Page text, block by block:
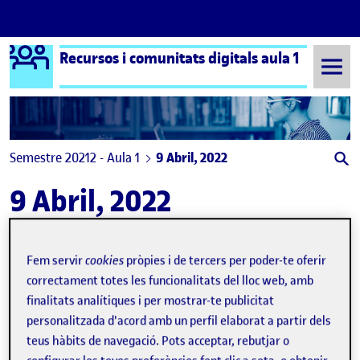
Saltar al contingut
Logo Ágora
Recursos i comunitats digitals aula 1
Semestre 20212 - Aula 1 9 Abril, 2022
9 Abril, 2022
Publicat perPinterest
Fem servircookies pròpies i de tercers per poder-te oferir
correctament totes les funcionalitats del lloc web, amb
finalitats analítiques i per mostrar-te publicitat
personalitzada d'acord amb un perfil elaborat a partir dels
teus hàbits de navegació. Pots acceptar, rebutjar o